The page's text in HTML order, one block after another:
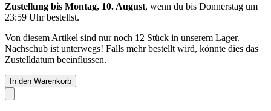
Zustellung bis Montag, 10. August, wenn du bis Donnerstag um
23:59 Uhrbestellst.
Von diesem Artikel sind nur noch 12 Stück in unserem Lager.
Nachschub ist unterwegs! Falls mehr bestellt wird, könnte dies das
Zustelldatum beeinflussen.
In den Warenkorb